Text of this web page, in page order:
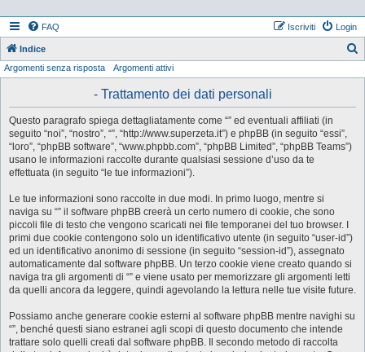
FAQ Login
Iscriviti
Indice
Argomenti senza risposta Argomenti attivi
- Trattamento dei dati personali
Questo paragrafo spiega dettagliatamente come “” ed eventuali affiliati (in
seguito “noi”, “nostro”, “”, “http://www.superzeta.it”) e phpBB (in seguito “essi”,
“loro”, “phpBB software”, “www.phpbb.com”, “phpBB Limited”, “phpBB Teams”)
usano le informazioni raccolte durante qualsiasi sessione d’uso da te
effettuata (in seguito “le tue informazioni”).
Le tue informazioni sono raccolte in due modi. In primo luogo, mentre si
naviga su “” il software phpBB creerà un certo numero di cookie, che sono
piccoli file di testo che vengono scaricati nei file temporanei del tuo browser. I
primi due cookie contengono solo un identificativo utente (in seguito “user-id”)
ed un identificativo anonimo di sessione (in seguito “session-id”), assegnato
automaticamente dal software phpBB. Un terzo cookie viene creato quando si
naviga tra gli argomenti di “” e viene usato per memorizzare gli argomenti letti
da quelli ancora da leggere, quindi agevolando la lettura nelle tue visite future.
Possiamo anche generare cookie esterni al software phpBB mentre navighi su
“”, benché questi siano estranei agli scopi di questo documento che intende
trattare solo quelli creati dal software phpBB. Il secondo metodo di raccolta